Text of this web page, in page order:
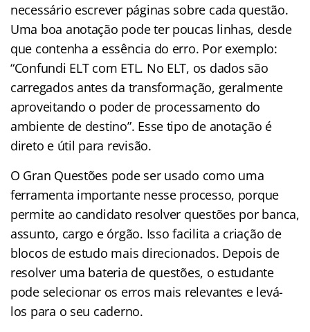
necessário escrever páginas sobre cada questão.
Uma boa anotação pode ter poucas linhas, desde
que contenha a essência do erro. Por exemplo:
“Confundi ELT com ETL. No ELT, os dados são
carregados antes da transformação, geralmente
aproveitando o poder de processamento do
ambiente de destino”. Esse tipo de anotação é
direto e útil para revisão.
O Gran Questões pode ser usado como uma
ferramenta importante nesse processo, porque
permite ao candidato resolver questões por banca,
assunto, cargo e órgão. Isso facilita a criação de
blocos de estudo mais direcionados. Depois de
resolver uma bateria de questões, o estudante
pode selecionar os erros mais relevantes e levá-
los para o seu caderno.